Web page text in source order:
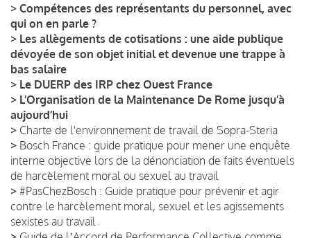
> Compétences des représentants du personnel, avec
qui on en parle ?
> Les allègements de cotisations : une aide publique
dévoyée de son objet initial et devenue une trappe à
bas salaire
> Le DUERP des IRP chez Ouest France
> L’Organisation de la Maintenance De Rome jusqu’à
aujourd’hui
> Charte de l'environnement de travail de Sopra-Steria
> Bosch France : guide pratique pour mener une enquête
interne objective lors de la dénonciation de faits éventuels
de harcèlement moral ou sexuel au travail
> #PasChezBosch : Guide pratique pour prévenir et agir
contre le harcèlement moral, sexuel et les agissements
sexistes au travail